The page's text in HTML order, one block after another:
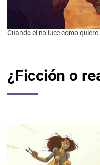
Cuando el no luce como quiere.
¿Ficción o